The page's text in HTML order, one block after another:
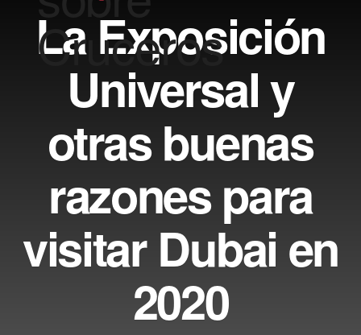
La Exposición
Universal y
otras buenas
razones para
visitar Dubai en
2020